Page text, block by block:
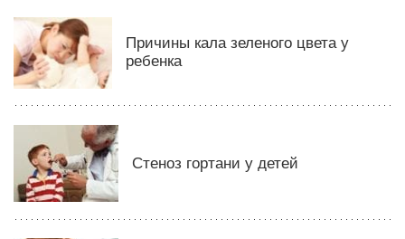
Причины кала зеленого цвета у
ребенка
Стеноз гортани у детей